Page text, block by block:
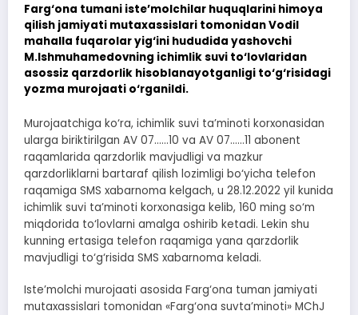
Farg‘ona tumani iste’molchilar huquqlarini himoya
qilish jamiyati mutaxassislari tomonidan Vodil
mahalla fuqarolar yig‘ini hududida yashovchi
M.Ishmuhamedovning ichimlik suvi to‘lovlaridan
asossiz qarzdorlik hisoblanayotganligi to‘g‘risidagi
yozma murojaati o‘rganildi.
Murojaatchiga ko‘ra, ichimlik suvi ta’minoti korxonasidan
ularga biriktirilgan AV 07……10 va AV 07……11 abonent
raqamlarida qarzdorlik mavjudligi va mazkur
qarzdorliklarni bartaraf qilish lozimligi bo‘yicha telefon
raqamiga SMS xabarnoma kelgach, u 28.12.2022 yil kunida
ichimlik suvi ta’minoti korxonasiga kelib, 160 ming so‘m
miqdorida to‘lovlarni amalga oshirib ketadi. Lekin shu
kunning ertasiga telefon raqamiga yana qarzdorlik
mavjudligi to‘g‘risida SMS xabarnoma keladi.
Iste’molchi murojaati asosida Farg‘ona tuman jamiyati
mutaxassislari tomonidan «Farg‘ona suvta’minoti» MChJ